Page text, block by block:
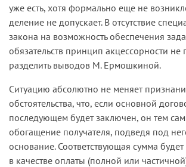
уже есть, хотя формально еще не
деление не допускает. В отсутствие
закона на возможность обеспечения
обязательств принцип акцессорности не
разделить выводов М. Ермошкиной.
Ситуацию абсолютно не меняет
обстоятельства, что, если основной
последующем будет заключен, он тем
обогащение получателя, подведя под
основание. Соответствующая сумма будет
в качестве оплаты (полной или